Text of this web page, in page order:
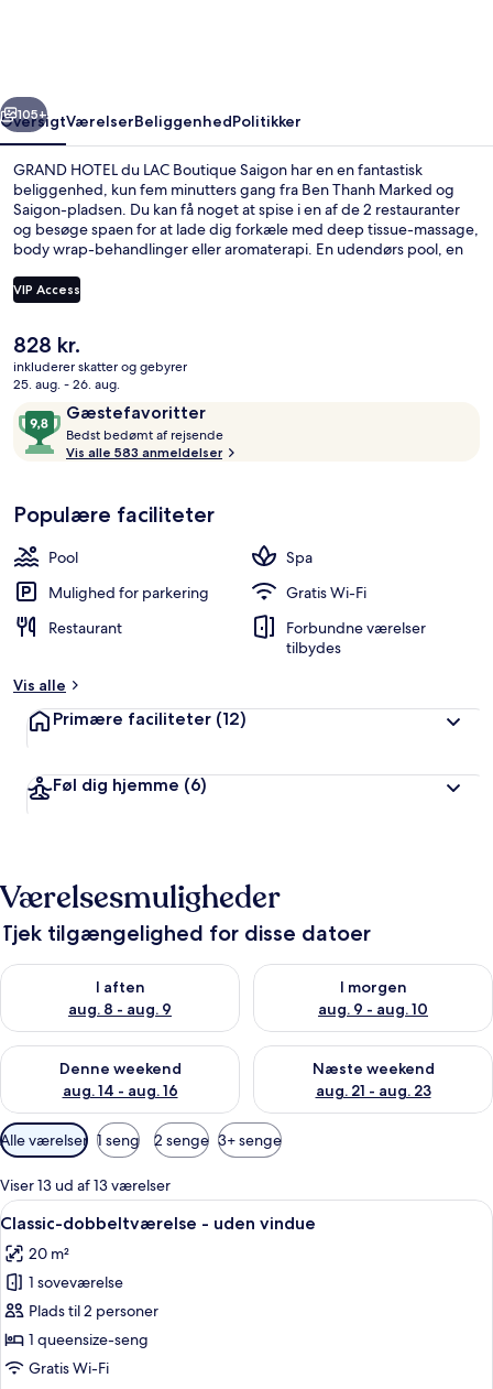
Næste
105+
OversigtVærelserBeliggenhedPolitikker
GRAND HOTEL du LAC Boutique Saigon har en en fantastisk
beliggenhed, kun fem minutters gang fra Ben Thanh Marked og
Saigon-pladsen. Du kan få noget at spise i en af de 2 restauranter
og besøge spaen for at lade dig forkæle med deep tissue-massage,
body wrap-behandlinger eller aromaterapi. En udendørs pool, en
på dette hotel med luksusfaciliteter. Overnatningsstedet ligger kun
en kort gåtur fra offentlig transport: Ben Thanh Station ligger 3
derfra.
VIP Access
Den
nuværende
pris
828 kr.
828 kr.
inkluderer skatter og gebyrer
25. aug. - 26. aug.
AnmeldelserGæstefavoritter
9,8
ud
af
Gæstefavoritter
Bedst bedømt af rejsende
e
f
e
e
Vis alle 583 anmeldelser
Populære faciliteter
Pool
Spa
Mulighed for parkering
Gratis Wi-Fi
Restaurant
Forbundne værelser
tilbydes
Vis alle
Primære faciliteter (12)
Føl dig hjemme (6)
Værelsesmuligheder
Tjek tilgængelighed for disse datoer
I aften
aug. 8 - aug. 9
Tjek tilgængelighed for i aften aug. 8 - aug. 9
I morgen
aug. 9 - aug. 10
Tjek tilgængelighed for i
Denne weekend
aug. 14 - aug. 16
Tjek tilgængelighed for denne weekend aug. 14 - aug. 16
Næste weekend
aug. 21 - aug. 23
Tjek tilgængelighed for næste
Tilgængelige
filtre
for
værelser
Alle værelser 1 seng 2 senge 3+ senge
Viser 13 ud af 13 værelser
Indlæs
alle
billeder
af
Classic-
dobbeltværelse
-
Et moderne hotelværelse med en
6
Classic-dobbeltværelse - uden vindue
20 m²
1 soveværelse
Plads til 2 personer
1 queensize-seng
Gratis Wi-Fi